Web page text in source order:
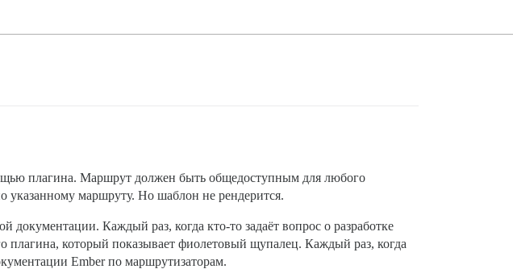
плагина. Маршрут должен быть общедоступным для любого
указанному маршруту. Но шаблон не рендерится.
Каждый раз, когда кто-то задаёт вопрос о разработке
плагина, который показывает фиолетовый щупалец. Каждый раз, когда
Ember по маршрутизаторам.